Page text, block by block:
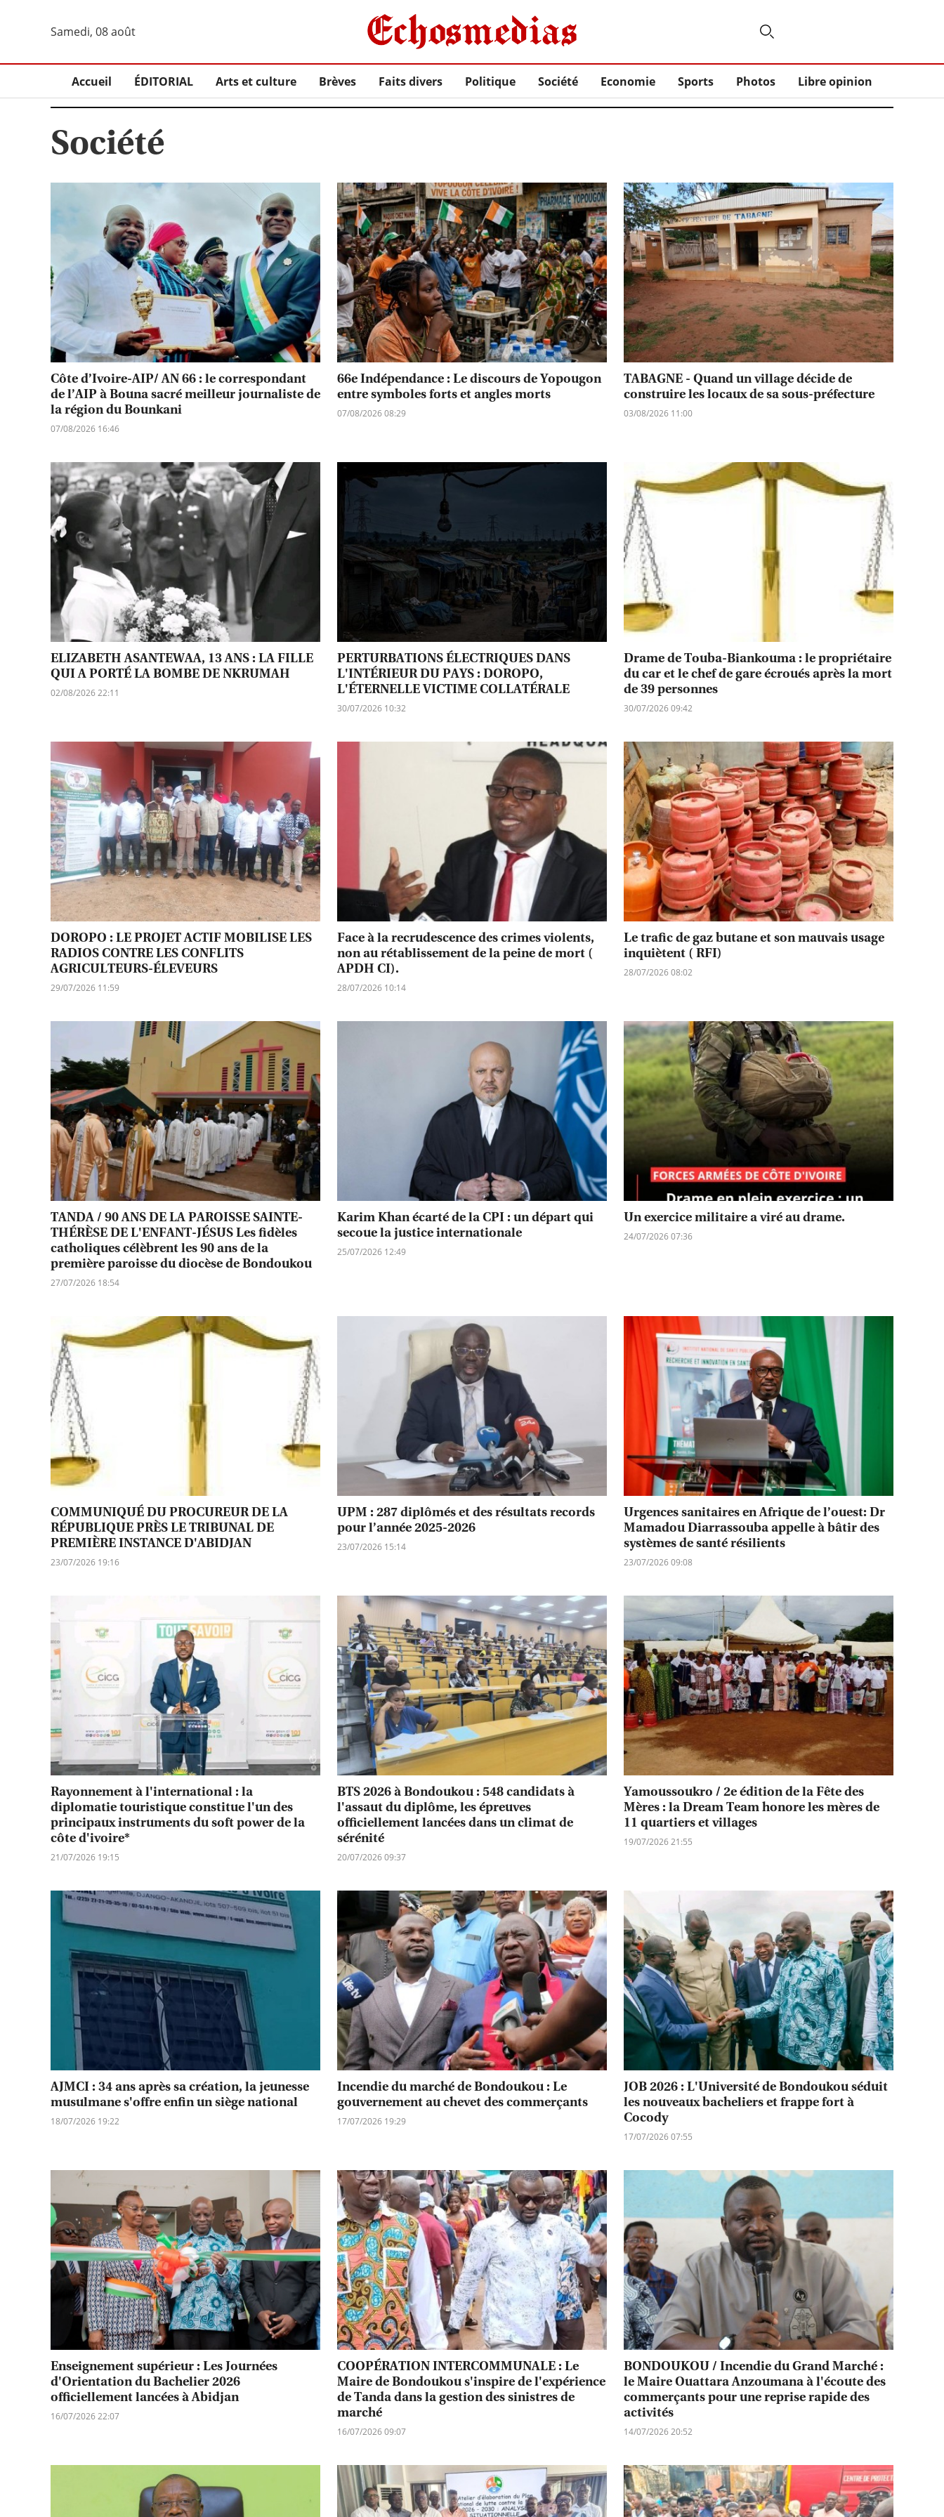
Samedi, 08 août
Accueil ÉDITORIAL Arts et culture Brèves Faits divers Politique Société Economie Sports Photos Libre opinion
Société
Côte d’Ivoire-AIP/ AN 66 : le correspondant
de l’AIP à Bouna sacré meilleur journaliste de
la région du Bounkani
07/08/2026 16:46
66e Indépendance : Le discours de Yopougon
entre symboles forts et angles morts
07/08/2026 08:29
TABAGNE - Quand un village décide de
construire les locaux de sa sous-préfecture
03/08/2026 11:00
ELIZABETH ASANTEWAA, 13 ANS : LA FILLE
QUI A PORTÉ LA BOMBE DE NKRUMAH
02/08/2026 22:11
PERTURBATIONS ÉLECTRIQUES DANS
L'INTÉRIEUR DU PAYS : DOROPO,
L'ÉTERNELLE VICTIME COLLATÉRALE
30/07/2026 10:32
Drame de Touba-Biankouma : le propriétaire
du car et le chef de gare écroués après la mort
de 39 personnes
30/07/2026 09:42
DOROPO : LE PROJET ACTIF MOBILISE LES
RADIOS CONTRE LES CONFLITS
AGRICULTEURS-ÉLEVEURS
29/07/2026 11:59
Face à la recrudescence des crimes violents,
non au rétablissement de la peine de mort (
APDH CI).
28/07/2026 10:14
Le trafic de gaz butane et son mauvais usage
inquiètent ( RFI)
28/07/2026 08:02
TANDA / 90 ANS DE LA PAROISSE SAINTE-
THÉRÈSE DE L'ENFANT-JÉSUS Les fidèles
catholiques célèbrent les 90 ans de la
première paroisse du diocèse de Bondoukou
27/07/2026 18:54
Karim Khan écarté de la CPI : un départ qui
secoue la justice internationale
25/07/2026 12:49
Un exercice militaire a viré au drame.
24/07/2026 07:36
COMMUNIQUÉ DU PROCUREUR DE LA
RÉPUBLIQUE PRÈS LE TRIBUNAL DE
PREMIÈRE INSTANCE D'ABIDJAN
23/07/2026 19:16
UPM : 287 diplômés et des résultats records
pour l’année 2025-2026
23/07/2026 15:14
Urgences sanitaires en Afrique de l’ouest: Dr
Mamadou Diarrassouba appelle à bâtir des
systèmes de santé résilients
23/07/2026 09:08
Rayonnement à l'international : la
diplomatie touristique constitue l'un des
principaux instruments du soft power de la
côte d'ivoire*
21/07/2026 19:15
BTS 2026 à Bondoukou : 548 candidats à
l'assaut du diplôme, les épreuves
officiellement lancées dans un climat de
sérénité
20/07/2026 09:37
Yamoussoukro / 2e édition de la Fête des
Mères : la Dream Team honore les mères de
11 quartiers et villages
19/07/2026 21:55
AJMCI : 34 ans après sa création, la jeunesse
musulmane s'offre enfin un siège national
18/07/2026 19:22
Incendie du marché de Bondoukou : Le
gouvernement au chevet des commerçants
17/07/2026 19:29
JOB 2026 : L'Université de Bondoukou séduit
les nouveaux bacheliers et frappe fort à
Cocody
17/07/2026 07:55
Enseignement supérieur : Les Journées
d'Orientation du Bachelier 2026
officiellement lancées à Abidjan
16/07/2026 22:07
COOPÉRATION INTERCOMMUNALE : Le
Maire de Bondoukou s'inspire de l'expérience
de Tanda dans la gestion des sinistres de
marché
16/07/2026 09:07
BONDOUKOU / Incendie du Grand Marché :
le Maire Ouattara Anzoumana à l'écoute des
commerçants pour une reprise rapide des
activités
14/07/2026 20:52